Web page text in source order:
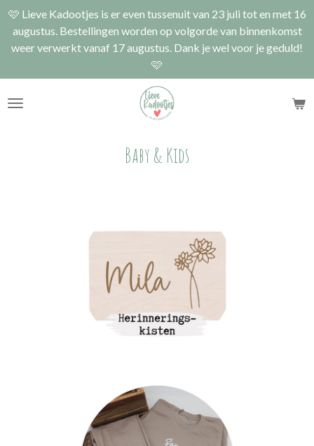
Ga
direct
naar
hoofdinhoud
🩷 Lieve Kadootjes is er even tussenuit van 23 juli tot en met 16
augustus. Bestellingen worden op volgorde van binnenkomst
weer verwerkt vanaf 17 augustus. Dank je wel voor je geduld!
🩷
Baby & Kids